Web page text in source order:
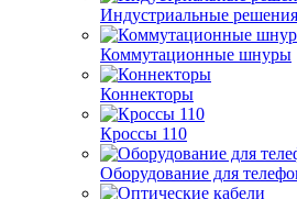
Индустриальные решения
Коммутационные шнуры
Коннекторы
Кроссы 110
Оборудование для